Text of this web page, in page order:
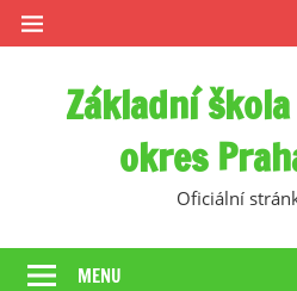
Skip
to
Základní
okres
Oficiální
MENU